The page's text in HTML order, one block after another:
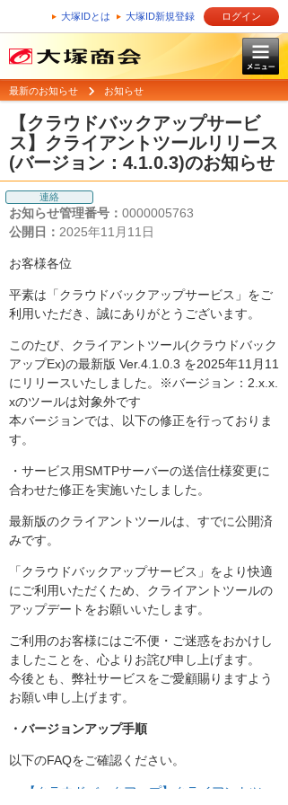
大塚IDとは 大塚ID新規登録 ログイン
最新のお知らせ お知らせ
【クラウドバックアップサービ
ス】クライアントツールリリース
(バージョン：4.1.0.3)のお知らせ
連絡
お知らせ管理番号： 0000005763
公開日： 2025年11月11日
お客様各位
平素は「クラウドバックアップサービス」をご
利用いただき、誠にありがとうございます。
このたび、クライアントツール(クラウドバック
アップEx)の最新版 Ver.4.1.0.3 を2025年11月11
にリリースいたしました。※バージョン：2.x.x.
xのツールは対象外です
本バージョンでは、以下の修正を行っておりま
す。
・サービス用SMTPサーバーの送信仕様変更に
合わせた修正を実施いたしました。
最新版のクライアントツールは、すでに公開済
みです。
「クラウドバックアップサービス」をより快適
にご利用いただくため、クライアントツールの
アップデートをお願いいたします。
ご利用のお客様にはご不便・ご迷惑をおかけし
ましたことを、心よりお詫び申し上げます。
今後とも、弊社サービスをご愛顧賜りますよう
お願い申し上げます。
・バージョンアップ手順
以下のFAQをご確認ください。
【クラウドバックアップ】クライアントツー